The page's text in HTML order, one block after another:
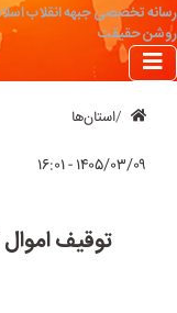
رسانه تخصصی جبهه انقلاب
روشن حقیقت
استان‌ها
۱۴۰۵/۰۳/۰۹ - ۱۶:۰۱